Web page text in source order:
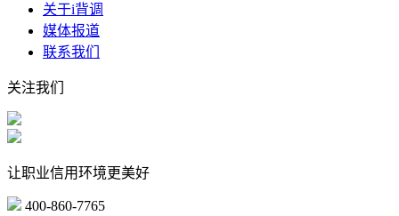
关于i背调
媒体报道
联系我们
关注我们
让职业信用环境更美好
400-860-7765